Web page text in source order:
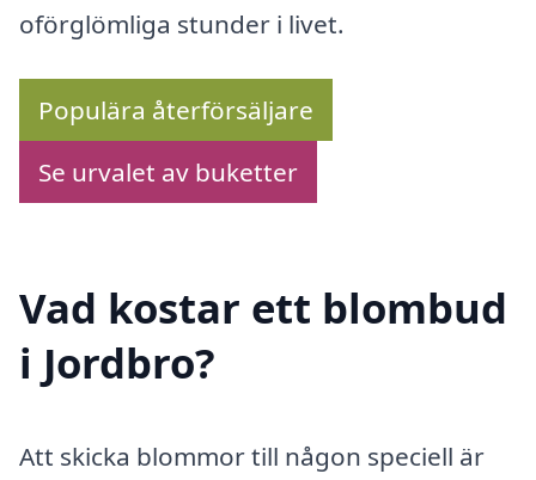
oförglömliga stunder i livet.
Populära återförsäljare
Se urvalet av buketter
Vad kostar ett blombud
i Jordbro?
Att skicka blommor till någon speciell är